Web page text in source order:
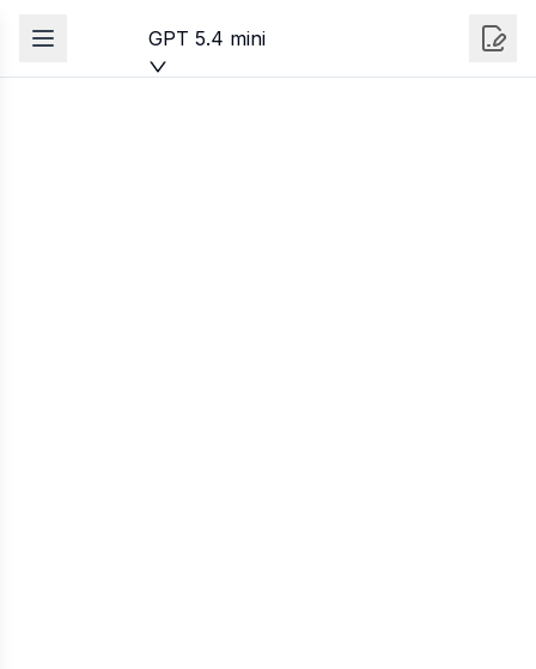
GPT 5.4 mini